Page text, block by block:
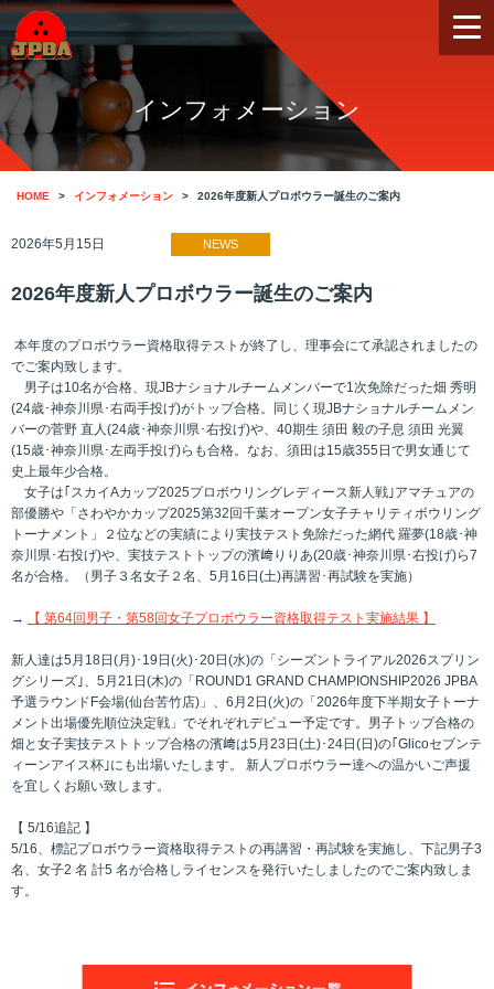
インフォメーション
HOME インフォメーション 2026年度新人プロボウラー誕生のご案内
2026年5月15日 NEWS
2026年度新人プロボウラー誕生のご案内
本年度のプロボウラー資格取得テストが終了し、理事会にて承認されましたの
でご案内致します。
男子は10名が合格、現JBナショナルチームメンバーで1次免除だった畑 秀明
(24歳･神奈川県･右両手投げ)がトップ合格。同じく現JBナショナルチームメン
バーの菅野 直人(24歳･神奈川県･右投げ)や、40期生 須田 毅の子息 須田 光翼
(15歳･神奈川県･左両手投げ)らも合格。なお、須田は15歳355日で男女通じて
史上最年少合格。
女子は｢スカイAカップ2025プロボウリングレディース新人戦｣アマチュアの
部優勝や「さわやかカップ2025第32回千葉オープン女子チャリティボウリング
トーナメント」２位などの実績により実技テスト免除だった網代 羅夢(18歳･神
奈川県･右投げ)や、実技テストトップの濱﨑りりあ(20歳･神奈川県･右投げ)ら7
名が合格。（男子３名女子２名、5月16日(土)再講習･再試験を実施）
→ 【 第64回男子・第58回女子プロボウラー資格取得テスト実施結果 】
新人達は5月18日(月)･19日(火)･20日(水)の「シーズントライアル2026スプリン
グシリーズ｣、5月21日(木)の「ROUND1 GRAND CHAMPIONSHIP2026 JPBA
予選ラウンドF会場(仙台苦竹店)」、6月2日(火)の「2026年度下半期女子トーナ
メント出場優先順位決定戦」でそれぞれデビュー予定です。男子トップ合格の
畑と女子実技テストトップ合格の濱﨑は5月23日(土)･24日(日)の｢Glicoセブンテ
ィーンアイス杯｣にも出場いたします。 新人プロボウラー達への温かいご声援
を宜しくお願い致します。
【 5/16追記 】
5/16、標記プロボウラー資格取得テストの再講習・再試験を実施し、下記男子3
名、女子2 名 計5 名が合格しライセンスを発行いたしましたのでご案内致しま
す。